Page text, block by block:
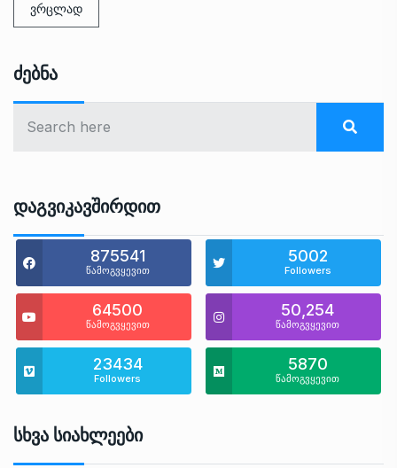
ვრცლად
Ძებნა
Დაგვიკავშირდით
875541
წამოგვყევით
5002
Followers
64500
წამოგვყევით
50,254
წამოგვყევით
23434
Followers
5870
წამოგვყევით
Სხვა Სიახლეები